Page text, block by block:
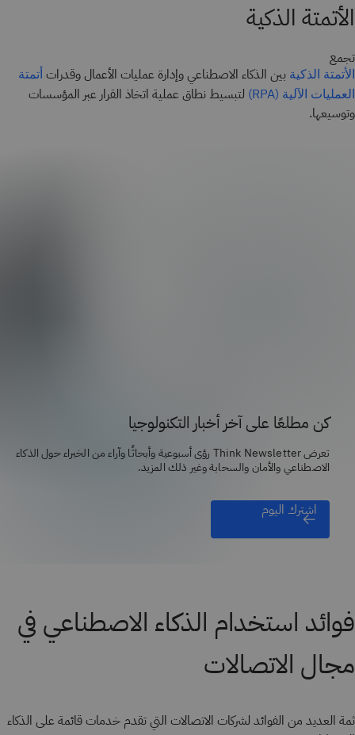
الأتمتة الذكية
تجمع
الأتمتة الذكية بين الذكاء الاصطناعي وإدارة عمليات الأعمال وقدرات أتمتة
العمليات الآلية (RPA)
لتبسيط نطاق عملية اتخاذ القرار عبر المؤسسات
وتوسيعها.
كن مطلعًا على آخر أخبار التكنولوجيا
تعرض Think Newsletter رؤى أسبوعية وأبحاثًا وآراء من الخبراء حول الذكاء
الاصطناعي والأمان والسحابة وغير ذلك المزيد.
اشترك اليوم
فوائد استخدام الذكاء الاصطناعي في
مجال الاتصالات
ثمة العديد من الفوائد لشركات الاتصالات التي تقدم خدمات قائمة على الذكاء